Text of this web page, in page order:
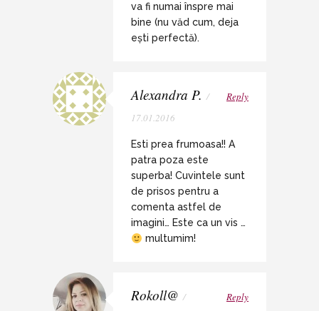
va fi numai înspre mai
bine (nu văd cum, deja
ești perfectă).
Alexandra P. /
17.01.2016
Reply
Esti prea frumoasa!! A
patra poza este
superba! Cuvintele sunt
de prisos pentru a
comenta astfel de
imagini… Este ca un vis …
multumim!
Rokoll@ /
Reply